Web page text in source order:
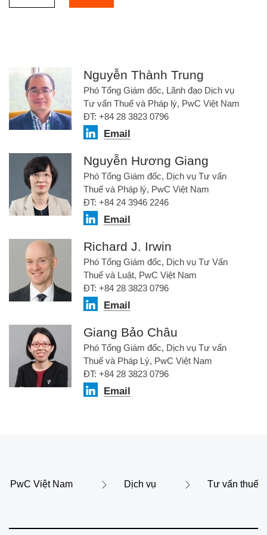
Nguyễn Thành Trung
Phó Tổng Giám đốc, Lãnh đạo Dịch vụ
Tư vấn Thuế và Pháp lý, PwC Việt Nam
ĐT: +84 28 3823 0796
Email
Nguyễn Hương Giang
Phó Tổng Giám đốc, Dịch vụ Tư vấn
Thuế và Pháp lý, PwC Việt Nam
ĐT: +84 24 3946 2246
Email
Richard J. Irwin
Phó Tổng Giám đốc, Dịch vụ Tư Vấn
Thuế và Luật, PwC Việt Nam
ĐT: +84 28 3823 0796
Email
Giang Bảo Châu
Phó Tổng Giám đốc, Dịch vụ Tư vấn
Thuế và Pháp Lý, PwC Việt Nam
ĐT: +84 28 3823 0796
Email
PwC Việt Nam Dịch vụ Tư vấn thuế